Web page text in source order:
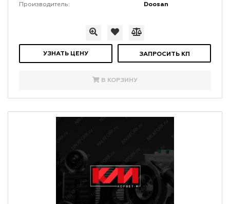
Производитель: Doosan
УЗНАТЬ ЦЕНУ ЗАПРОСИТЬ КП
В КОРЗИНУ